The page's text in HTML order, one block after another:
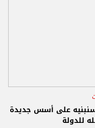
على أسس جديدة
للدولة